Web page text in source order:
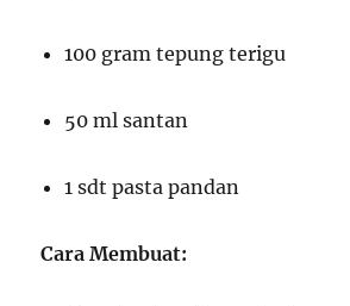
100 gram tepung terigu
50 ml santan
1 sdt pasta pandan
Cara Membuat: